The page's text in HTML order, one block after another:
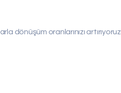
dönüşüm oranlarınızı artırıyoruz.